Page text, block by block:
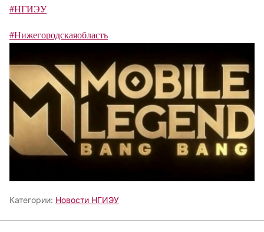
#НГИЭУ
#Нижегородскаяобласть
Категории: Новости НГИЭУ